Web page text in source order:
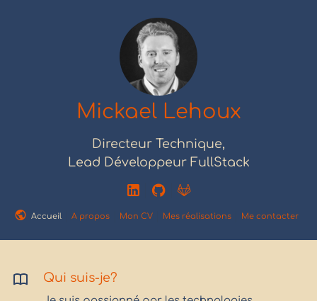
Mickael Lehoux
Directeur Technique,
Lead Développeur FullStack
Accueil A propos Mon CV Mes réalisations Me contacter
Qui suis-je?